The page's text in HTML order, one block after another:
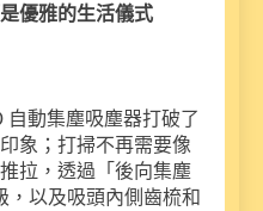
優雅的生活儀式
動集塵吸塵器打破了
象；打掃不再需要像
拉，透過「後向集塵
，以及吸頭內側齒梳和